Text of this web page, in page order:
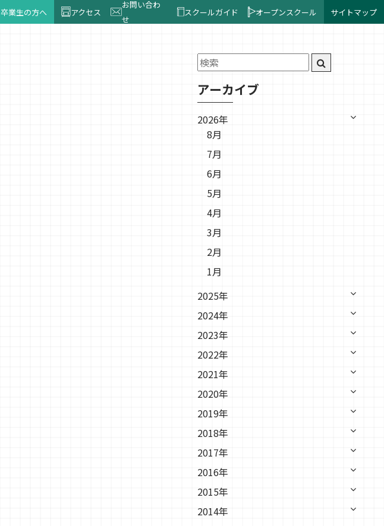
卒業生の方へ アクセス
お問い合わ
せ
スクールガイド オープンスクール サイトマップ
アーカイブ
2026年
8月
7月
6月
5月
4月
3月
2月
1月
2025年
2024年
2023年
2022年
2021年
2020年
2019年
2018年
2017年
2016年
2015年
2014年